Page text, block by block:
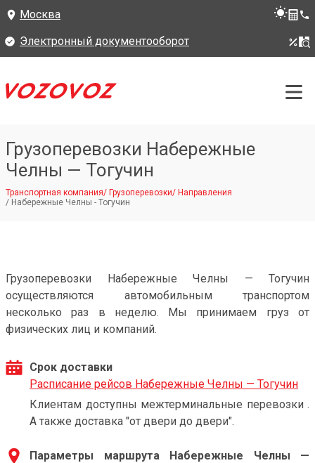
Москва
Электронный документооборот
Грузоперевозки Набережные
Челны — Тогучин
Транспортная компания/ Грузоперевозки/ Направления
/ Набережные Челны - Тогучин
Грузоперевозки Набережные Челны — Тогучин
осуществляются автомобильным транспортом
несколько раз в неделю. Мы принимаем груз от
физических лиц и компаний.
Срок доставки
Расписание рейсов Набережные Челны — Тогучин
Клиентам доступны межтерминальные перевозки .
А также доставка "от двери до двери".
Параметры маршрута Набережные Челны —